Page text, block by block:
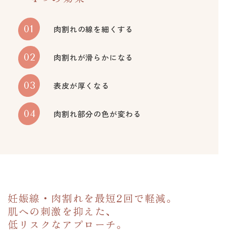
01 肉割れの線を細くする
02 肉割れが滑らかになる
03 表皮が厚くなる
04 肉割れ部分の色が変わる
妊娠線・肉割れを最短2回で軽減。
肌への刺激を抑えた、
低リスクなアプローチ。